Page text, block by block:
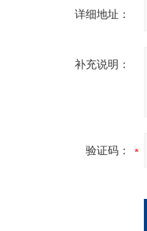
详细地址：
补充说明：
验证码：